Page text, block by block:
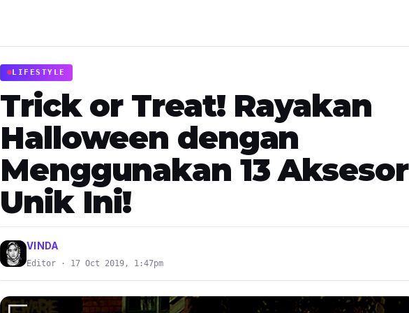
LIFESTYLE
Trick or Treat! Rayakan
Halloween dengan
Menggunakan 13
Unik Ini!
VINDA
Editor · 17 Oct 2019, 1:47pm